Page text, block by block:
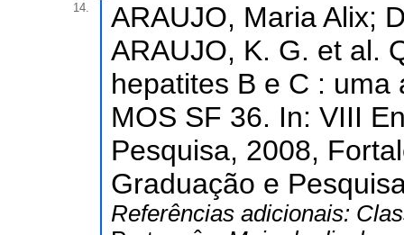
14.
ARAUJO, Maria Alix;
ARAUJO, K. G. et al.
hepatites B e C :
MOS SF 36. In: VIII
Pesquisa, 2008,
Graduação e
Referências adicionais: